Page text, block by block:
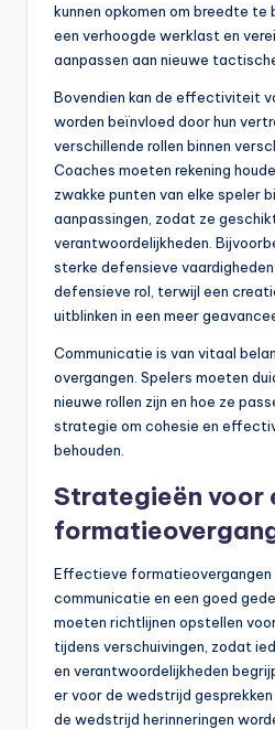
kunnen opkomen om breedte te
een verhoogde werklast en
aanpassen aan nieuwe
Bovendien kan de effectiviteit
worden beïnvloed door hun
verschillende rollen binnen
Coaches moeten rekening
zwakke punten van elke speler
aanpassingen, zodat ze
verantwoordelijkheden.
sterke defensieve
defensieve rol, terwijl een
uitblinken in een meer
Communicatie is van vitaal
overgangen. Spelers moeten
nieuwe rollen zijn en hoe ze
strategie om cohesie en
behouden.
Strategieën voor
Effectieve formatieovergangen
communicatie en een goed
moeten richtlijnen opstellen
tijdens verschuivingen, zodat
en verantwoordelijkheden
er voor de wedstrijd
de wedstrijd herinneringen